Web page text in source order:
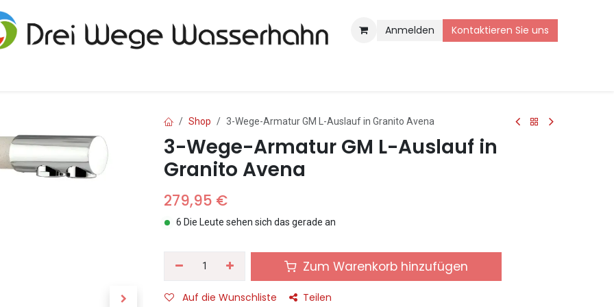
Anmelden Kontaktieren Sie uns
Shop 3-Wege-Armatur GM L-Auslauf in Granito Avena
3-Wege-Armatur GM L-Auslauf in
Granito Avena
279,95 €
6 Die Leute sehen sich das gerade an
Zum Warenkorb hinzufügen
Auf die Wunschliste Teilen